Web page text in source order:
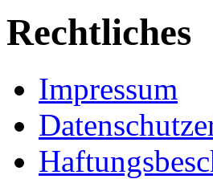
Rechtliches
Impressum